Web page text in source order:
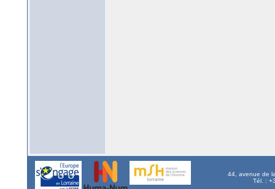
44, avenue de
Tél. :